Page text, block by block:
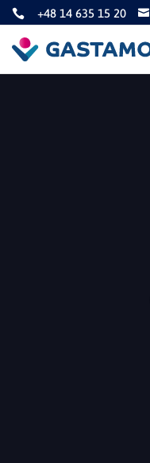
 +48 14 635 15 20 